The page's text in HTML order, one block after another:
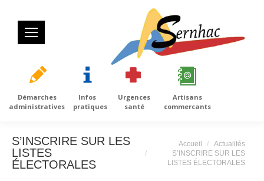
Démarches
administratives
Infos
pratiques
Urgences
santé
Artisans
commercants
S’INSCRIRE SUR LES
LISTES
ÉLECTORALES
Vous êtes ici :
Accueil
Actualités
S’INSCRIRE SUR LES
LISTES ÉLECTORALES